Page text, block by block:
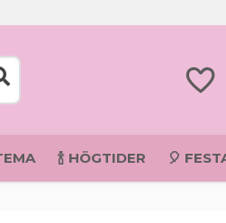
🍾 HÖGTIDER 🎈